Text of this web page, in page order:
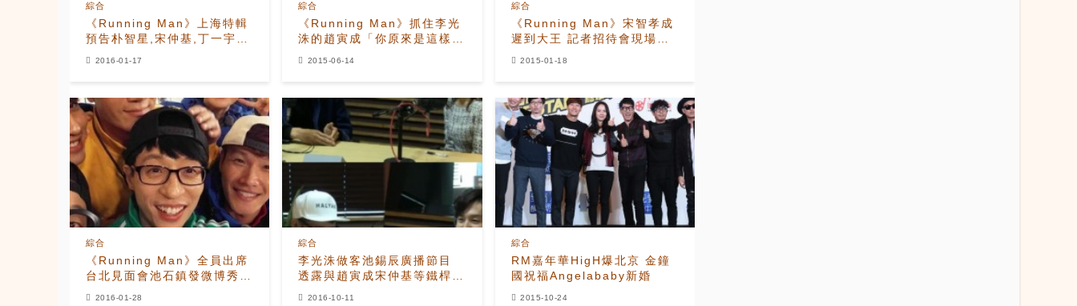
《Running Man》上海特輯
預告朴智星,宋仲基,丁一宇出
綜合
2016-01-17
《Running Man》抓住李光
洙的趙寅成「你原來是這樣的
綜合
2015-06-14
《Running Man》宋智孝成
遲到大王 記者招待會現場表
綜合
2015-01-18
《Running Man》全員出席
台北見面會池石鎮發微博秀坐
綜合
2016-01-28
李光洙做客池錫辰廣播節目
透露與趙寅成宋仲基等鐵桿關
綜合
2016-10-11
RM嘉年華HigH爆北京 金鐘
國祝福Angelababy新婚
綜合
2015-10-24